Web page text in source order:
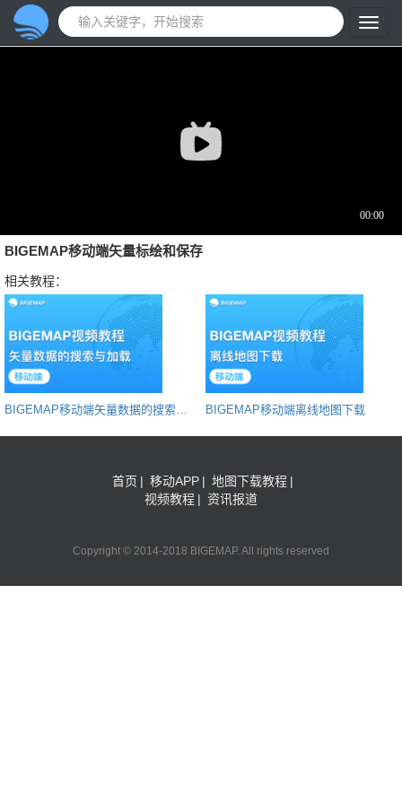
BIGEMAP移动端矢量标绘和保存
相关教程：
BIGEMAP移动端矢量数据的搜索和
BIGEMAP移动端离线地图下载
首页 | 移动APP | 地图下载教程 |
视频教程 | 资讯报道
Copyright © 2014-2018 BIGEMAP. All rights reserved